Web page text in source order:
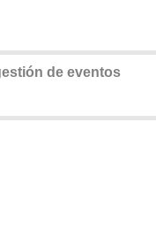
de eventos